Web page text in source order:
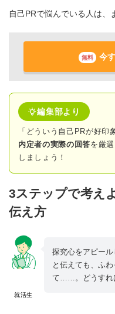
自己PRで悩んでいる人は、
無料 今
編集部より
「どういう自己PRが好印
内定者の実際の回答を厳選
しましょう！
3ステップで考え
伝え方
就活生
探究心をアピール
と伝えても、ふ
て……。どうすれ